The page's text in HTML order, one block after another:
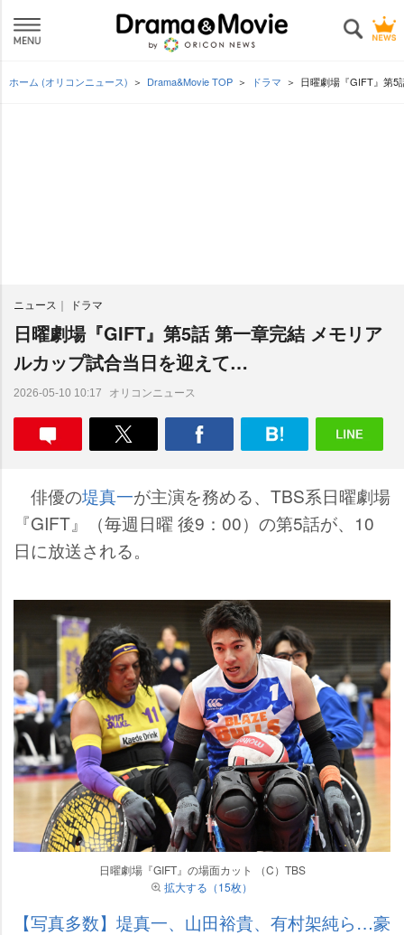
ホーム (オリコンニュース) Drama&Movie TOP ドラマ 日曜劇場『GIFT』第
ニュース ドラマ
日曜劇場『GIFT』第5話 第一章完結 メモリア
ルカップ試合当日を迎えて…
2026-05-10 10:17 オリコンニュース
俳優の堤真一が主演を務める、TBS系日曜劇場
『GIFT』（毎週日曜 後9：00）の第5話が、10
日に放送される。
日曜劇場『GIFT』の場面カット （C）TBS
拡大する（15枚）
【写真多数】堤真一、山田裕貴、有村架純ら…豪